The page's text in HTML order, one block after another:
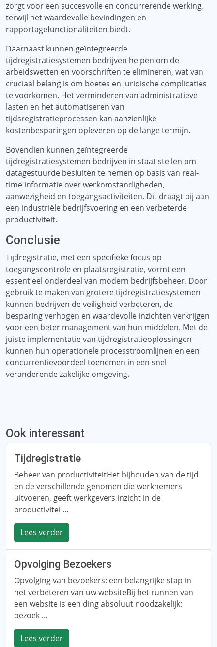
zorgt voor een succesvolle en concurrerende werking,
terwijl het waardevolle bevindingen en
rapportagefunctionaliteiten biedt.
Daarnaast kunnen geïntegreerde
tijdregistratiesystemen bedrijven helpen om de
arbeidswetten en voorschriften te elimineren, wat van
cruciaal belang is om boetes en juridische complicaties
te voorkomen. Het verminderen van administratieve
lasten en het automatiseren van
tijdsregistratieprocessen kan aanzienlijke
kostenbesparingen opleveren op de lange termijn.
Bovendien kunnen geïntegreerde
tijdregistratiesystemen bedrijven in staat stellen om
datagestuurde besluiten te nemen op basis van real-
time informatie over werkomstandigheden,
aanwezigheid en toegangsactiviteiten. Dit draagt ​​bij aan
een industriële bedrijfsvoering en een verbeterde
productiviteit.
Conclusie
Tijdregistratie, met een specifieke focus op
toegangscontrole en plaatsregistratie, vormt een
essentieel onderdeel van modern bedrijfsbeheer. Door
gebruik te maken van grotere tijdregistratiesystemen
kunnen bedrijven de veiligheid verbeteren, de
besparing verhogen en waardevolle inzichten verkrijgen
voor een beter management van hun middelen. Met de
juiste implementatie van tijdregistratieoplossingen
kunnen hun operationele processtroomlijnen en een
concurrentievoordeel toenemen in een snel
veranderende zakelijke omgeving.
Ook interessant
Tijdregistratie
Beheer van productiviteitHet bijhouden van de tijd
en de verschillende genomen die werknemers
uitvoeren, geeft werkgevers inzicht in de
productivitei ...
Lees verder
Opvolging Bezoekers
Opvolging van bezoekers: een belangrijke stap in
het verbeteren van uw websiteBij het runnen van
een website is een ding absoluut noodzakelijk:
bezoek ...
Lees verder